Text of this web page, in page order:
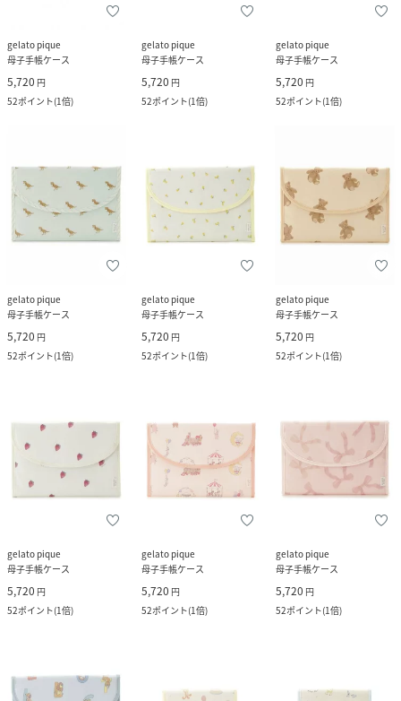
gelato pique
母子手帳ケース
5,720 円
52ポイント(1倍)
gelato pique
母子手帳ケース
5,720 円
52ポイント(1倍)
gelato pique
母子手帳ケース
5,720 円
52ポイント(1倍)
gelato pique
母子手帳ケース
5,720 円
52ポイント(1倍)
gelato pique
母子手帳ケース
5,720 円
52ポイント(1倍)
gelato pique
母子手帳ケース
5,720 円
52ポイント(1倍)
gelato pique
母子手帳ケース
5,720 円
52ポイント(1倍)
gelato pique
母子手帳ケース
5,720 円
52ポイント(1倍)
gelato pique
母子手帳ケース
5,720 円
52ポイント(1倍)